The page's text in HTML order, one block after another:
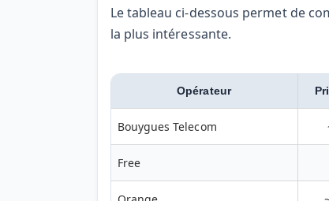
Le tableau ci-dessous permet de
la plus intéressante.
Opérateur
Bouygues Telecom
Free